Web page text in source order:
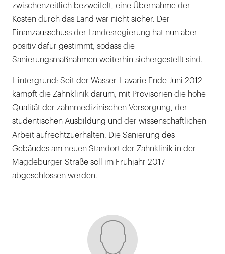
zwischenzeitlich bezweifelt, eine Übernahme der
Kosten durch das Land war nicht sicher. Der
Finanzausschuss der Landesregierung hat nun aber
positiv dafür gestimmt, sodass die
Sanierungsmaßnahmen weiterhin sichergestellt sind.
Hintergrund: Seit der Wasser-Havarie Ende Juni 2012
kämpft die Zahnklinik darum, mit Provisorien die hohe
Qualität der zahnmedizinischen Versorgung, der
studentischen Ausbildung und der wissenschaftlichen
Arbeit aufrechtzuerhalten. Die Sanierung des
Gebäudes am neuen Standort der Zahnklinik in der
Magdeburger Straße soll im Frühjahr 2017
abgeschlossen werden.